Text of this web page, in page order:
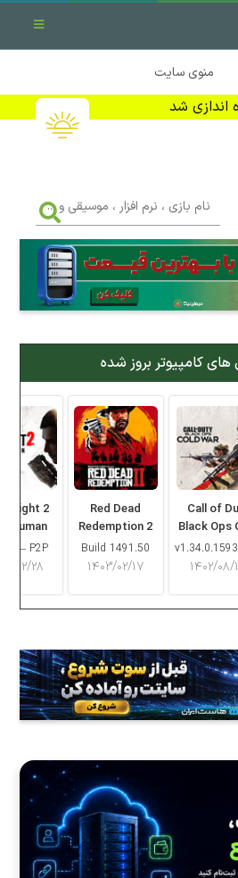
منوی سایت
اندازی شد
ما را در کانال رسمی دانلود در
بازی
،
نرم
افزار
،
موسیقی
...
های کامپیوتر بروز شده
Call of
Black Ops
War
۰۸/۱۵
Red Dead
Redemption 2
Build 1491.50
۱۴۰۳/۰۲/۱۷
Light 2
Human
– P2P
۱۴۰۳/